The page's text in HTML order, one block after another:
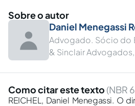
Sobre o autor
Daniel Menegassi
Advogado. Sócio do
& Sinclair Advogados,
Como citar este texto (NBR
REICHEL, Daniel Menegassi. O